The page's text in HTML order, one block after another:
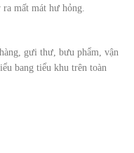
mất mát hư hỏng.
gưi thư, bưu phẩm, vận
bang tiểu khu trên toàn